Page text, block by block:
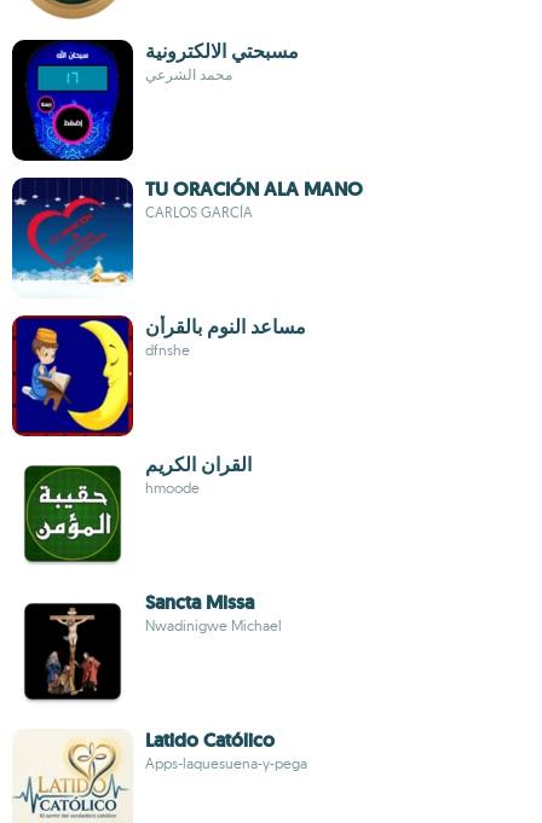
مسبحتي الالكترونية
محمد الشرعي
TU ORACIÓN ALA MANO
CARLOS GARCÍA
مساعد النوم بالقرأن
dfnshe
القران الكريم
hmoode
Sancta Missa
Nwadinigwe Michael
Latido Católico
Apps-laquesuena-y-pega